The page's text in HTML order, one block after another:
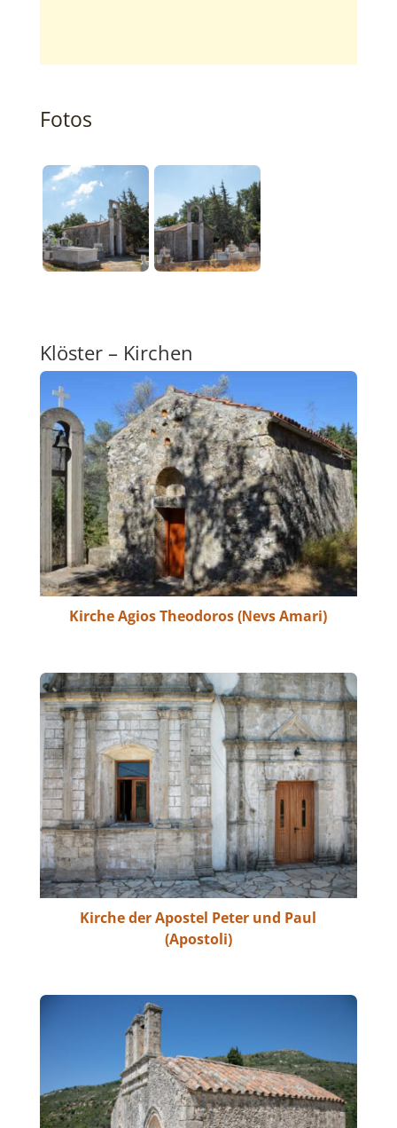
Fotos
Klöster – Kirchen
Kirche Agios Theodoros (Νevs Amari)
Kirche der Apostel Peter und Paul
(Apostoli)